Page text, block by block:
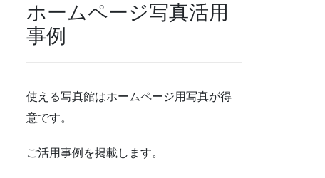
ホームページ写真活用
事例
使える写真館はホームページ用写真が得
意です。
ご活用事例を掲載します。